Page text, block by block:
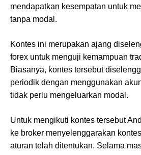
mendapatkan kesempatan untuk
tanpa modal.
Kontes ini merupakan ajang
forex untuk menguji kemampuan
Biasanya, kontes tersebut
periodik dengan menggunakan
tidak perlu mengeluarkan modal.
Untuk mengikuti kontes tersebut
ke broker menyelenggarakan
aturan telah ditentukan. Selama